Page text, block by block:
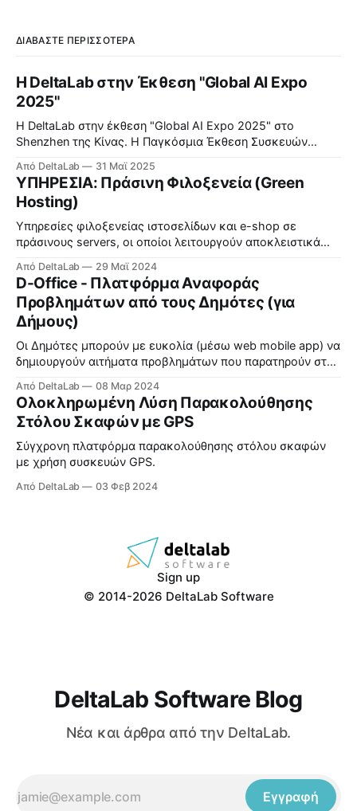
ΔΙΑΒΆΣΤΕ ΠΕΡΙΣΣΌΤΕΡΑ
Η DeltaLab στην Έκθεση "Global AI Expo
2025"
Η DeltaLab στην έκθεση "Global AI Expo 2025" στο
Shenzhen της Κίνας. Η Παγκόσμια Έκθεση Συσκευών
εμπορική έκθεση της Κίνας αφιερωμένη εξ ολοκλήρου σε
έξυπνες συσκευές τεχνητής νοημοσύνης (ΤΝ) — άνοιξε
επίσημα στο Συνεδριακό και Εκθεσιακό Κέντρο Shenzhen
στην περιοχή Futian στις 22
Από DeltaLab 31 Μαϊ 2025
ΥΠΗΡΕΣΙΑ: Πράσινη Φιλοξενεία (Green
Hosting)
Υπηρεσίες φιλοξενείας ιστοσελίδων και e-shop σε
πράσινους servers, οι οποίοι λειτουργούν αποκλειστικά
βελτιστοποιημένοι για καλύτερη ενεργειακή απόδοση.
Δείτε περισσότερα εδώ.
Από DeltaLab 29 Μαϊ 2024
D-Office - Πλατφόρμα Αναφοράς
Προβλημάτων από τους Δημότες (για
Δήμους)
Οι Δημότες μπορούν με ευκολία (μέσω web mobile app) να
δημιουργούν αιτήματα προβλημάτων που παρατηρούν στη
τους.
Από DeltaLab 08 Μαρ 2024
Ολοκληρωμένη Λύση Παρακολούθησης
Στόλου Σκαφών με GPS
Σύγχρονη πλατφόρμα παρακολούθησης στόλου σκαφών
με χρήση συσκευών GPS.
Από DeltaLab 03 Φεβ 2024
Sign up
© 2014-2026 DeltaLab Software
DeltaLab Software Blog
Νέα και άρθρα από την DeltaLab.
Εγγραφή